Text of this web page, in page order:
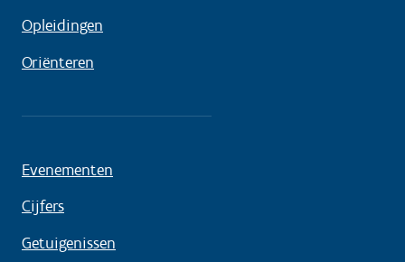
Opleidingen
Oriënteren
Evenementen
Cijfers
Getuigenissen